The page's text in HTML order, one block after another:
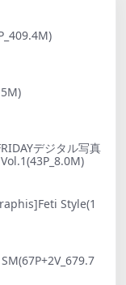
デジタル写真
Style(1